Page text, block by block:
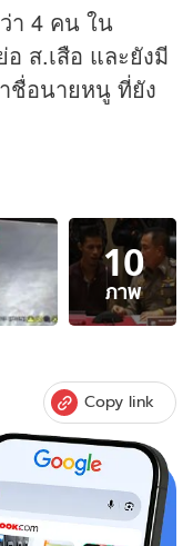
า 4 คน ใน
ส.เสือ และยังมี
ชื่อนายหนู ที่ยัง
10
ภาพ
Copy link